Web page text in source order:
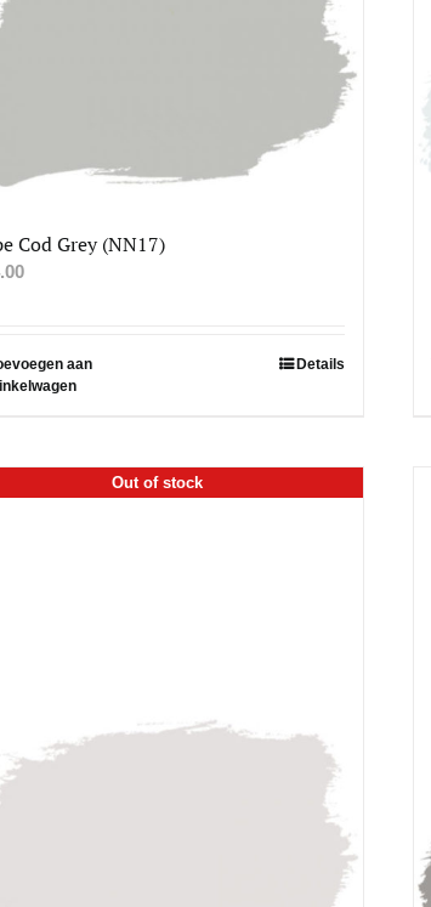
Cod Grey (NN17)
aan
Details
Out of stock